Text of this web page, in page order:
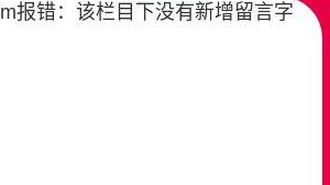
报错：该栏目下没有新增留言字